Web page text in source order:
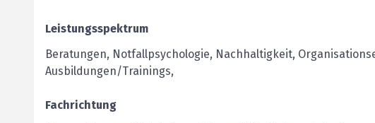
Leistungsspektrum
Beratungen, Notfallpsychologie, Nachhaltigkeit,
Ausbildungen/Trainings,
Fachrichtung